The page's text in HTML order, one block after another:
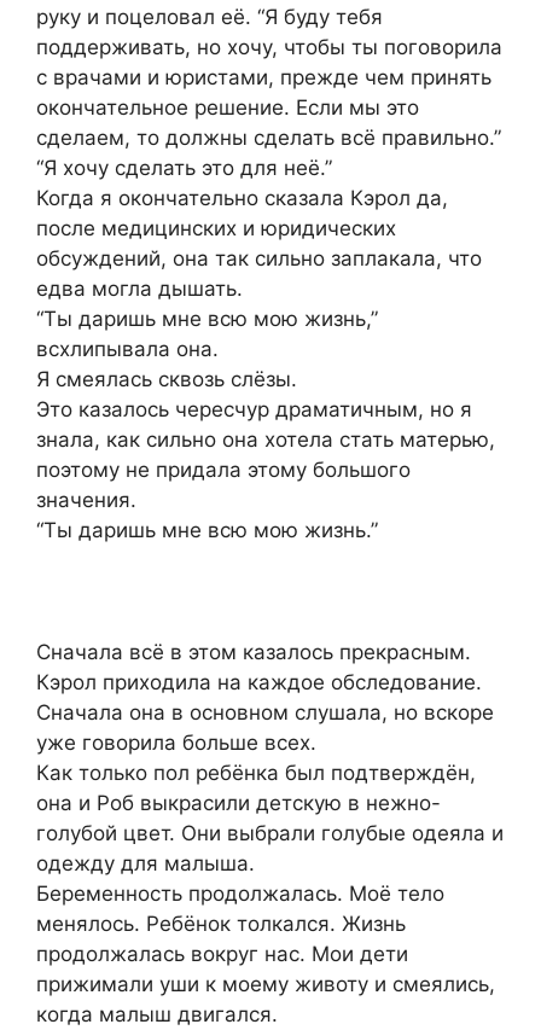
руку и поцеловал её. “Я буду тебя
поддерживать, но хочу, чтобы ты поговорила
с врачами и юристами, прежде чем принять
окончательное решение. Если мы это
сделаем, то должны сделать всё правильно.”
“Я хочу сделать это для неё.”
Когда я окончательно сказала Кэрол да,
после медицинских и юридических
обсуждений, она так сильно заплакала, что
едва могла дышать.
“Ты даришь мне всю мою жизнь,”
всхлипывала она.
Я смеялась сквозь слёзы.
Это казалось чересчур драматичным, но я
знала, как сильно она хотела стать матерью,
поэтому не придала этому большого
значения.
“Ты даришь мне всю мою жизнь.”
Сначала всё в этом казалось прекрасным.
Кэрол приходила на каждое обследование.
Сначала она в основном слушала, но вскоре
уже говорила больше всех.
Как только пол ребёнка был подтверждён,
она и Роб выкрасили детскую в нежно-
голубой цвет. Они выбрали голубые одеяла и
одежду для малыша.
Беременность продолжалась. Моё тело
менялось. Ребёнок толкался. Жизнь
продолжалась вокруг нас. Мои дети
прижимали уши к моему животу и смеялись,
когда малыш двигался.